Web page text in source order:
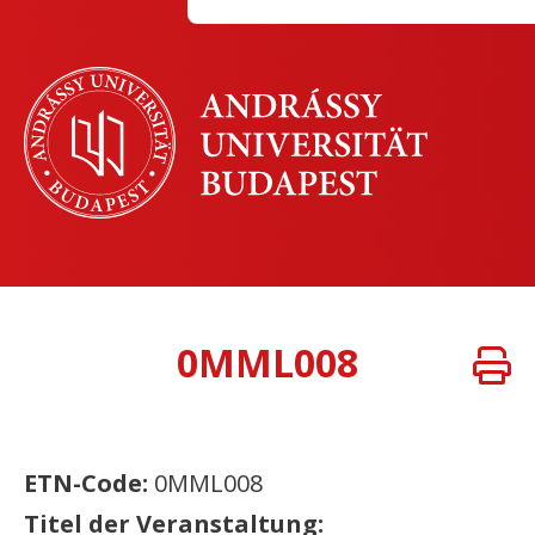
0MML008
ETN-Code: 0MML008
Titel der Veranstaltung: